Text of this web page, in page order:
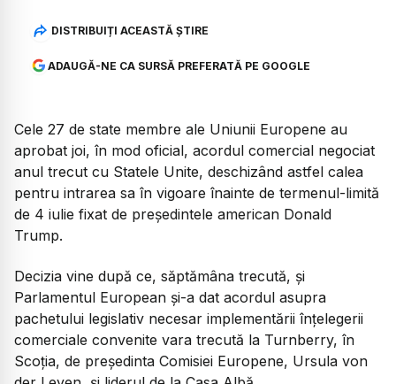
DISTRIBUIȚI ACEASTĂ ȘTIRE
ADAUGĂ-NE CA SURSĂ PREFERATĂ PE GOOGLE
Cele 27 de state membre ale Uniunii Europene au
aprobat joi, în mod oficial, acordul comercial negociat
anul trecut cu Statele Unite, deschizând astfel calea
pentru intrarea sa în vigoare înainte de termenul-limită
de 4 iulie fixat de președintele american Donald
Trump.
Decizia vine după ce, săptămâna trecută, și
Parlamentul European și-a dat acordul asupra
pachetului legislativ necesar implementării înțelegerii
comerciale convenite vara trecută la Turnberry, în
Scoția, de președinta Comisiei Europene, Ursula von